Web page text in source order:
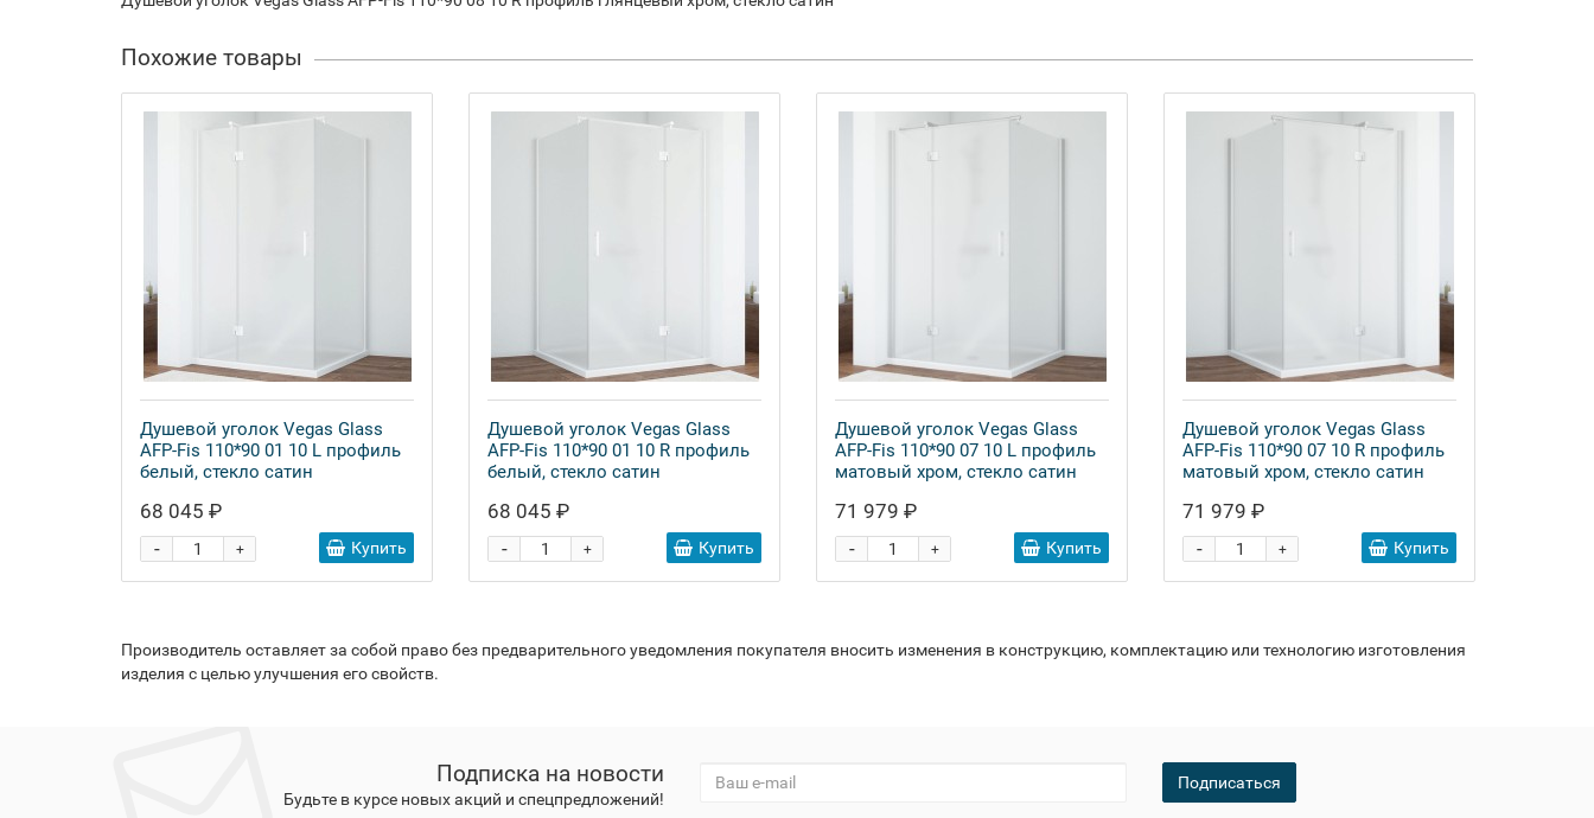
Похожие товары
Душевой уголок Vegas Glass
AFP-Fis 110*90 01 10 L профиль
белый, стекло сатин
68 045 ₽
+
- Купить
Душевой уголок Vegas Glass
AFP-Fis 110*90 01 10 R профиль
белый, стекло сатин
68 045 ₽
+
- Купить
Душевой уголок Vegas Glass
AFP-Fis 110*90 07 10 L профиль
матовый хром, стекло сатин
71 979 ₽
+
- Купить
Душевой уголок Vegas Glass
AFP-Fis 110*90 07 10 R профиль
матовый хром, стекло сатин
71 979 ₽
+
- Купить
Производитель оставляет за собой право без предварительного уведомления покупателя вносить изменения в конструкцию, комплектацию или технологию изготовления
изделия с целью улучшения его свойств.
Подписка на новости
Будьте в курсе новых акций и спецпредложений!
Подписаться